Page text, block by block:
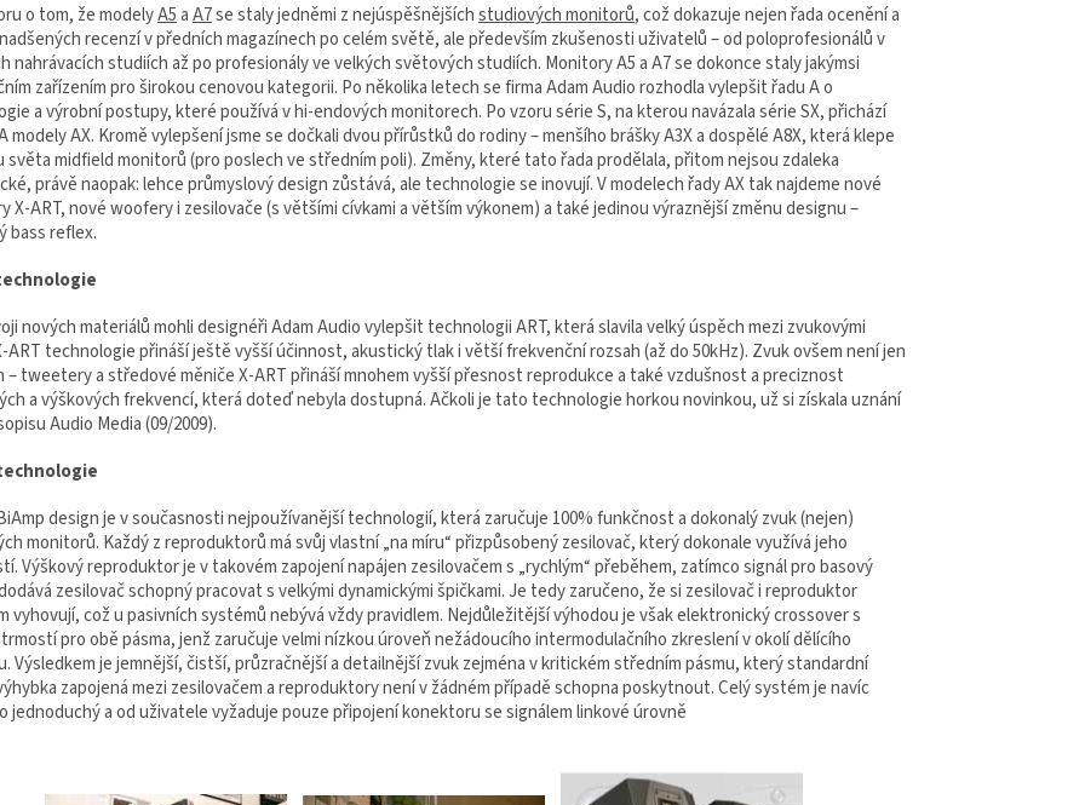
o tom, že modelyA5aA7se staly jedněmi z nejúspěšnějšíchstudiových monitorů, což dokazuje nejen řada ocenění a
recenzí v předních magazínech po celém světě, ale především zkušenosti uživatelů – od poloprofesionálů v
nahrávacích studiích až po profesionály ve velkých světových studiích. Monitory A5 a A7 se dokonce staly jakýmsi
zařízením pro širokou cenovou kategorii. Po několika letech se firma Adam Audio rozhodla vylepšit řadu A o
a výrobní postupy, které používá v hi-endových monitorech. Po vzoru série S, na kterou navázala série SX, přichází
modely AX. Kromě vylepšení jsme se dočkali dvou přírůstků do rodiny – menšího brášky A3X a dospělé A8X, která klepe
světa midfield monitorů (pro poslech ve středním poli). Změny, které tato řada prodělala, přitom nejsou zdaleka
právě naopak: lehce průmyslový design zůstává, ale technologie se inovují. V modelech řady AX tak najdeme nové
X-ART, nové woofery i zesilovače (s většími cívkami a větším výkonem) a také jedinou výraznější změnu designu –
bass reflex.
nových materiálů mohli designéři Adam Audio vylepšit technologii ART, která slavila velký úspěch mezi zvukovými
ART technologie přináší ještě vyšší účinnost, akustický tlak i větší frekvenční rozsah (až do 50kHz). Zvuk ovšem není jen
– tweetery a středové měniče X-ART přináší mnohem vyšší přesnost reprodukce a také vzdušnost a preciznost
a výškových frekvencí, která doteď nebyla dostupná. Ačkoli je tato technologie horkou novinkou, už si získala uznání
Audio Media (09/2009).
design je v současnosti nejpoužívanější technologií, která zaručuje 100% funkčnost a dokonalý zvuk (nejen)
monitorů. Každý z reproduktorů má svůj vlastní „na míru“ přizpůsobený zesilovač, který dokonale využívá jeho
Výškový reproduktor je v takovém zapojení napájen zesilovačem s „rychlým“ přeběhem, zatímco signál pro basový
zesilovač schopný pracovat s velkými dynamickými špičkami. Je tedy zaručeno, že si zesilovač i reproduktor
vyhovují, což u pasivních systémů nebývá vždy pravidlem. Nejdůležitější výhodou je však elektronický crossover s
pro obě pásma, jenž zaručuje velmi nízkou úroveň nežádoucího intermodulačního zkreslení v okolí dělícího
Výsledkem je jemnější, čistší, průzračnější a detailnější zvuk zejména v kritickém středním pásmu, který standardní
zapojená mezi zesilovačem a reproduktory není v žádném případě schopna poskytnout. Celý systém je navíc
jednoduchý a od uživatele vyžaduje pouze připojení konektoru se signálem linkové úrovně